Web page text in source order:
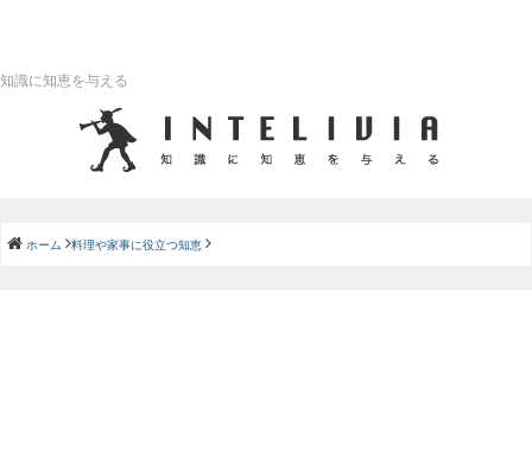
知識に知恵を与える
ホーム 料理や家事に役立つ知恵